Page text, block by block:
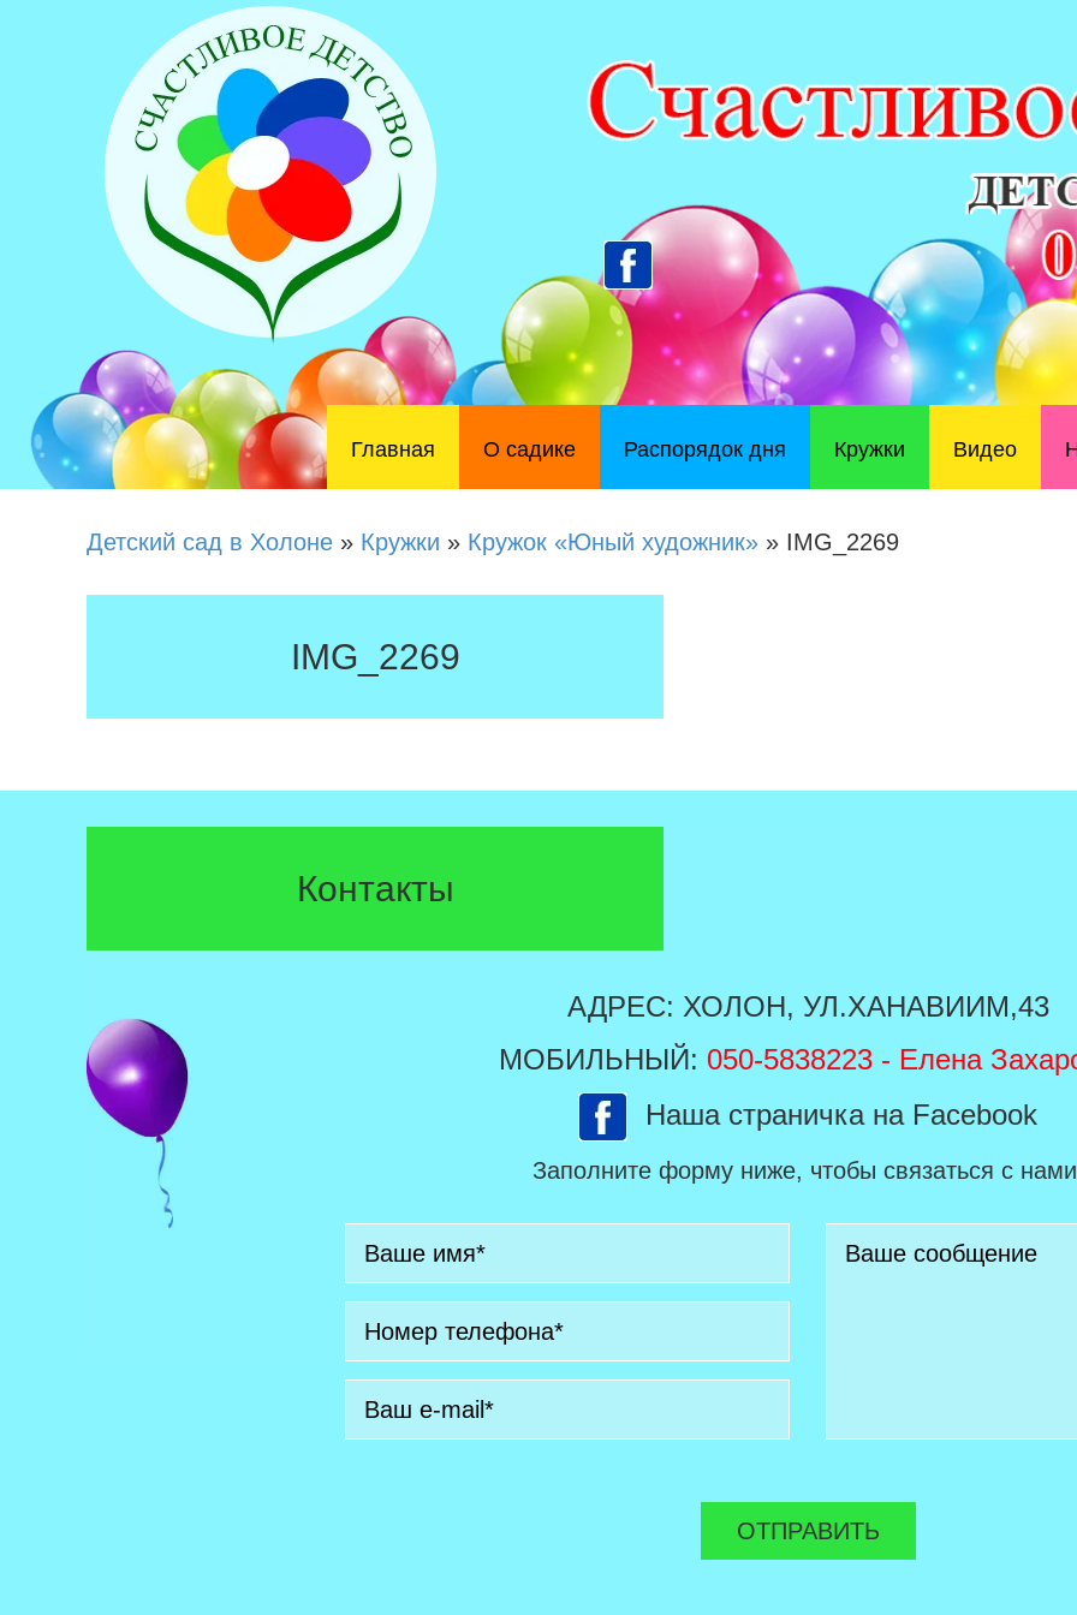
Главная О садике Распорядок дня Кружки Видео
Детский сад в Холоне » Кружки » Кружок «Юный художник» » IMG_2269
IMG_2269
Контакты
АДРЕС: ХОЛОН, УЛ.ХАНАВИИМ,43
МОБИЛЬНЫЙ: 050-5838223 - Елена
Наша страничка на Facebook
Заполните форму ниже, чтобы связаться с